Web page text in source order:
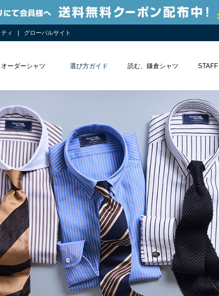
ィ グローバルサイト
オーダーシャツ 選び方ガイド 読む、鎌倉シャツ